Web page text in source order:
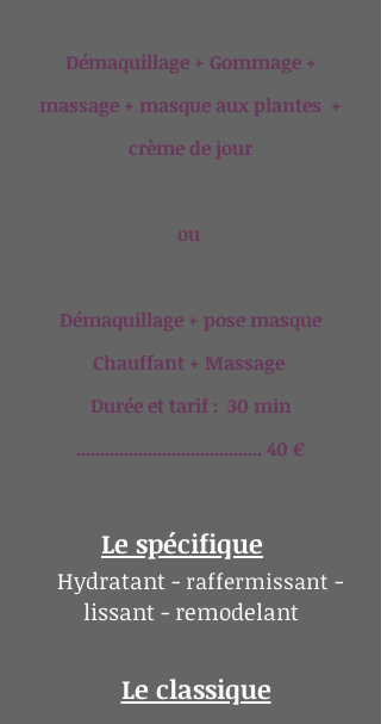
Le spécifique
Hydratant - raffermissant -
lissant - remodelant
Démaquillage + Gommage +
massage + masque aux plantes +
crème de jour
ou
Démaquillage + pose masque
Chauffant + Massage
Durée et tarif : 30 min
....................................... 40 €
Le classique